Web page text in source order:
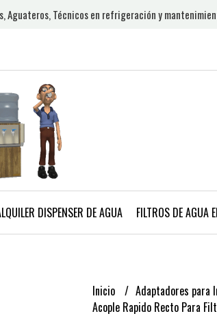
Aguateros, Técnicos en refrigeración y
DISPENSER DE AGUA FILTROS DE AGUA
Inicio
Adaptadores para
Acople Rapido Recto Para